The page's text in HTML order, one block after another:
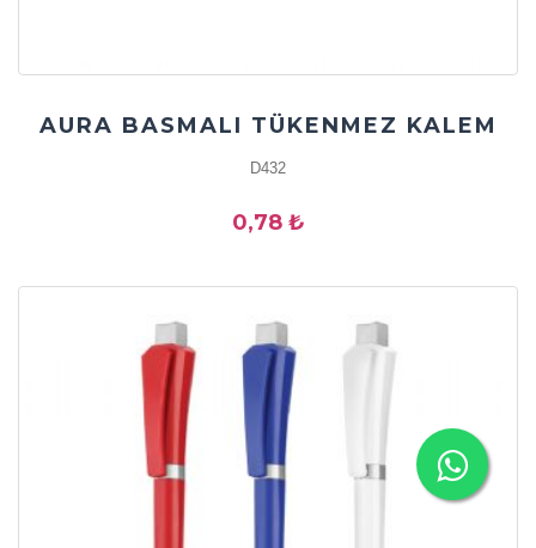
AURA BASMALI TÜKENMEZ KALEM
D432
0,78 ₺